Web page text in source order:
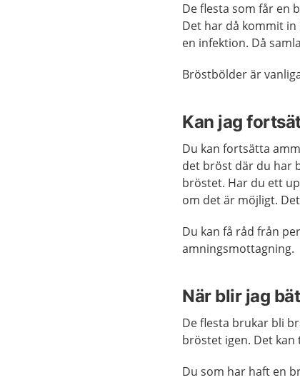
De flesta som får en
Det har då kommit
en infektion. Då
Bröstbölder är
Kan jag
Du kan fortsätta
det bröst där du har
bröstet. Har du ett
om det är möjligt.
Du kan få råd från
amningsmottagning.
När blir jag
De flesta brukar bli
bröstet igen. Det
Du som har haft en